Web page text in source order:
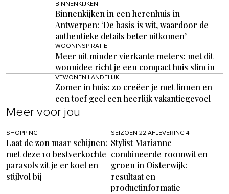
BINNENKIJKEN
Binnenkijken in een herenhuis in
Antwerpen: ‘De basis is wit, waardoor de
authentieke details beter uitkomen’
WOONINSPIRATIE
Meer uit minder vierkante meters: met dit
woonidee richt je een compact huis slim in
VTWONEN LANDELIJK
Zomer in huis: zo creëer je met linnen en
een toef geel een heerlijk vakantiegevoel
Meer voor jou
SHOPPING
Laat de zon maar schijnen:
met deze 10 bestverkochte
parasols zit je er koel en
stijlvol bij
SEIZOEN 22 AFLEVERING 4
Stylist Marianne
combineerde roomwit en
groen in Oisterwijk:
resultaat en
productinformatie